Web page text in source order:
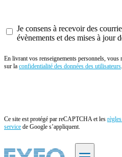
Je consens à recevoir des
évènements et des mises à jour
En livrant vos renseignements personnels,
sur la confidentialité des données des utilisateurs.
Ce site est protégé par reCAPTCHA et les
service de Google s’appliquent.